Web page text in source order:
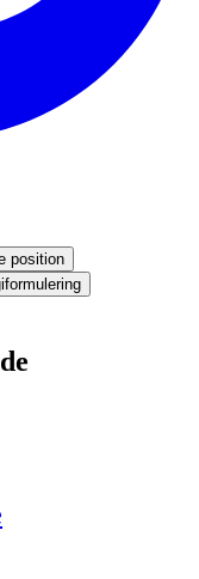
position